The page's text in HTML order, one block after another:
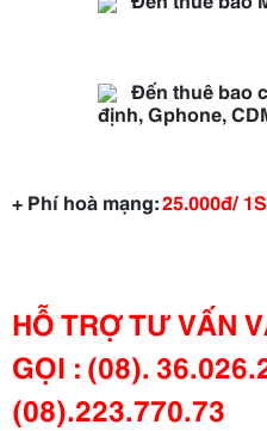
Đến thuê bao
định, Gphone,
+ Phí hoà mạng:25.000đ/
HỖ TRỢ TƯ VẤN
GỌI : (08).
(08).223.770.73